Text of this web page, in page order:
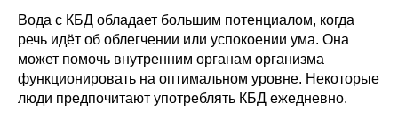
Вода с КБД обладает большим потенциалом, когда
речь идёт об облегчении или успокоении ума. Она
может помочь внутренним органам организма
функционировать на оптимальном уровне. Некоторые
люди предпочитают употреблять КБД ежедневно.